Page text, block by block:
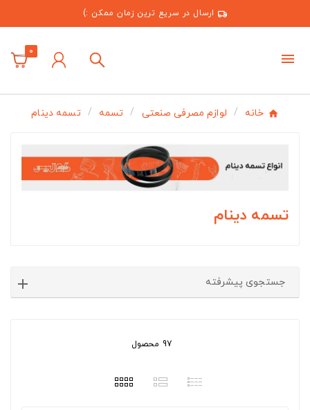
ارسال در سریع ترین زمان ممکن :)
0
خانه لوازم مصرفی صنعتی تسمه تسمه دینام
تسمه دینام
جستجوی پیشرفته
97 محصول